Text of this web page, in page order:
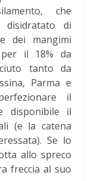
che
di
dei mangimi
per il 18% da
tanto da
Parma e
il
disponibile il
(e la catena
Se lo
allo spreco
freccia al suo